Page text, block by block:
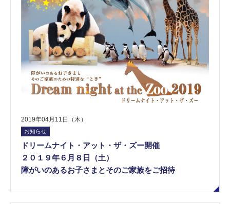
2019年04月11日（木）
お知らせ
ドリームナイト・アット・ザ・ズー開催
２０１９年６月８日（土）
障がいのあるお子さまとそのご家族をご招待